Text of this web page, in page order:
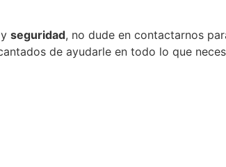
y seguridad, no dude en contactarnos
de ayudarle en todo lo que